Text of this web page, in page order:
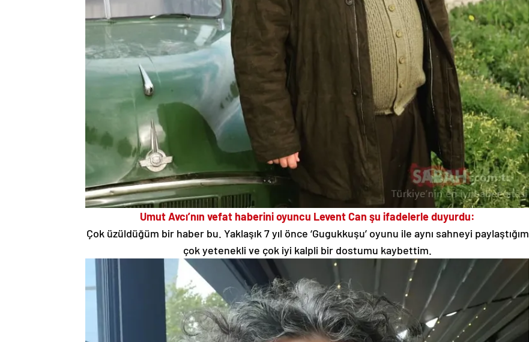
Umut Avcı’nın vefat haberini oyuncu Levent Can şu ifadelerle duyurdu:
Çok üzüldüğüm bir haber bu. Yaklaşık 7 yıl önce ‘Gugukkuşu’ oyunu ile aynı sahneyi paylaştığım
çok yetenekli ve çok iyi kalpli bir dostumu kaybettim.